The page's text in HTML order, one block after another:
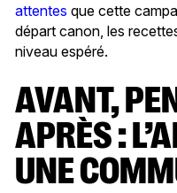
attentes que cette
départ canon, les
niveau espéré.
AVANT, PENDANT ET
APRÈS :
UNE